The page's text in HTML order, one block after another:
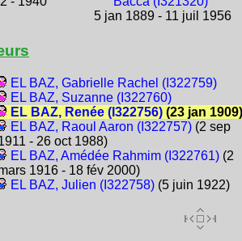
5 jan 1889 - 11 juil 1956
EL BAZ, Gabrielle Rachel (I322759)
EL BAZ, Suzanne (I322760)
EL BAZ, Renée (I322756)(23 jan 1909)
EL BAZ, Raoul Aaron (I322757)(2 sep
- 26 oct 1988)
EL BAZ, Amédée Rahmim (I322761)(2
1916 - 18 fév 2000)
EL BAZ, Julien (I322758)(5 juin 1922)